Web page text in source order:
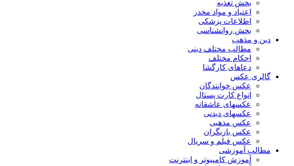
بخش تغذیه
اعتیاد و مواد مخدر
اطلاعات پزشکی
بخش روانشناسی
دین و مذهب
مطالب مختلف دینی
احکام مختلف
دعاهای کارگشا
گالری عکس
عکس خوانندگان
انواع کارت پستال
عکسهای عاشقانه
عکسهای دیدنی
عکس مذهبی
عکس بازیگران
عکس فیلم و سریال
مطالب آموزشی
آموزش کامپیوتر و اینترنت